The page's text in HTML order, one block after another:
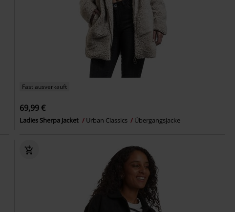
Fast ausverkauft
69,99 €
Ladies Sherpa Jacket Urban Classics Übergangsjacke